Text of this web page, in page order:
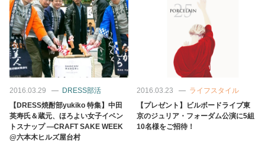
トラベル
カルチャー/エンタメ
性と愛
2016.03.29
DRESS部活
【DRESS焼酎部yukiko 特集】中田
英寿氏＆蔵元、ほろよい女子イベン
トスナップ ―CRAFT SAKE WEEK
@六本木ヒルズ屋台村
2016.03.23
ライフスタイル
【プレゼント】ビルボードライブ東
京のジュリア・フォーダム公演に5組
10名様をご招待！